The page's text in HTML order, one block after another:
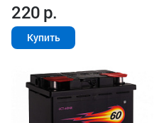
220р.
Купить